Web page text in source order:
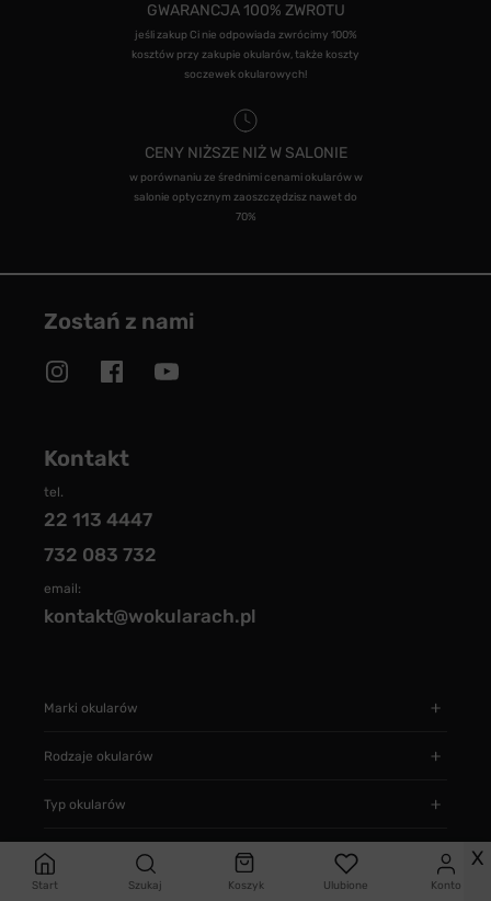
Start Szukaj Koszyk Ulubione Konto
GWARANCJA 100% ZWROTU
jeśli zakup Ci nie odpowiada zwrócimy 100%
kosztów przy zakupie okularów, także koszty
soczewek okularowych!
CENY NIŻSZE NIŻ W SALONIE
w porównaniu ze średnimi cenami okularów w
salonie optycznym zaoszczędzisz nawet do
70%
Zostań z nami
Kontakt
tel.
22 113 4447
732 083 732
email:
kontakt@wokularach.pl
Marki okularów
Rodzaje okularów
Typ okularów
Informacje X